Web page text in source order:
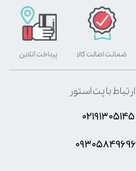
پرداخت آنلاین ضمانت اصالت کالا
ارتباط با پت استور
۰۲۱۹۱۳۰۵۱۴۵
۰۹۳۰۵8۴9696